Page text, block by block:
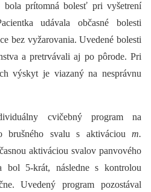
prítomná bolesť pri vyšetrení
udávala občasné bolesti
bez vyžarovania. Uvedené bolesti
a pretrvávali aj po pôrode. Pri
výskyt je viazaný na nesprávnu
cvičebný program na
brušného svalu s aktiváciou m.
aktiváciou svalov panvového
bol 5-krát, následne s kontrolou
Uvedený program pozostával